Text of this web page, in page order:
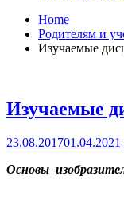
Home
Родителям и
Изучаемые
Изучаемые
23.08.201701.04.2021
Основы